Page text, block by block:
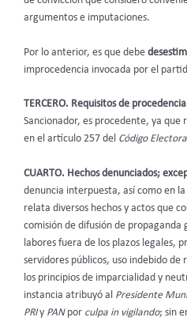
argumentos e imputaciones.
Por lo anterior, es que debe
improcedencia invocada por el
TERCERO. Requisitos de
Sancionador, es procedente, ya que
en el artículo 257 del Código
CUARTO. Hechos denunciados;
denuncia interpuesta, así como en la
relata diversos hechos y actos que
comisión de difusión de
labores fuera de los plazos legales,
servidores públicos, uso indebido de
los principios de imparcialidad y
instancia atribuyó al Presidente
PRIy PAN por culpa in vigilando; sin